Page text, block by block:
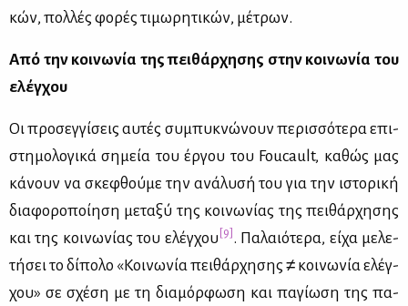
κών, πολ­λές φο­ρές τι­μω­ρη­τι­κών, μέ­τρων.
Από την κοι­νω­νία της πει­θάρ­χη­σης στην κοι­νω­νία του
ελέγ­χου
Οι προ­σεγ­γί­σεις αυ­τές συ­μπυ­κνώ­νουν πε­ρισ­σό­τε­ρα επι­
στη­μο­λο­γι­κά ση­μεία του έρ­γου του Foucault, κα­θώς μας
κά­νουν να σκε­φθού­με την ανά­λυ­σή του για την ιστο­ρι­κή
δια­φο­ρο­ποί­η­ση με­τα­ξύ της κοι­νω­νί­ας της πει­θάρ­χη­σης
και της κοι­νω­νί­ας του ελέγ­χου [9] . Πα­λαιό­τε­ρα, εί­χα με­λε­
τή­σει το δί­πο­λο «Κοι­νω­νία πει­θάρ­χη­σης ≠ κοι­νω­νία ελέγ­
χου» σε σχέ­ση με τη δια­μόρ­φω­ση και πα­γί­ω­ση της πα­